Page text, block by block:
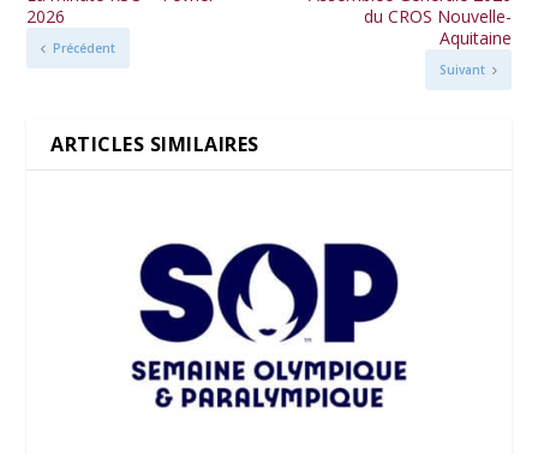
2026
Précédent
du CROS Nouvelle-
Aquitaine
Suivant
ARTICLES SIMILAIRES